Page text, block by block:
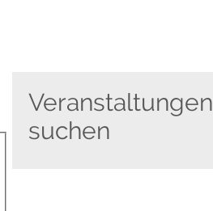
Veranstaltungen
suchen